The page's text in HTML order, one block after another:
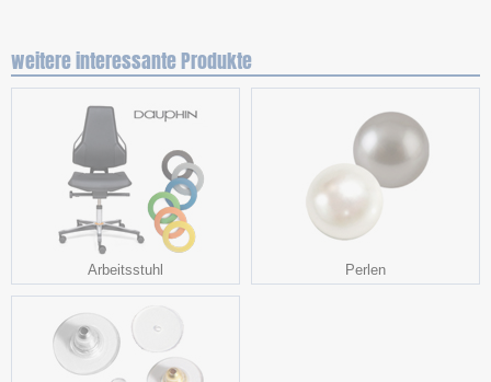
weitere interessante Produkte
Arbeitsstuhl Perlen